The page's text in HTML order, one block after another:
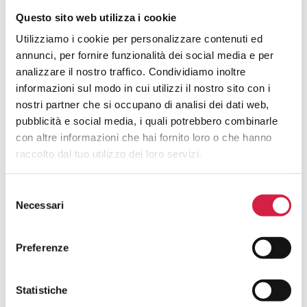
Questo sito web utilizza i cookie
Utilizziamo i cookie per personalizzare contenuti ed
annunci, per fornire funzionalità dei social media e per
analizzare il nostro traffico. Condividiamo inoltre
informazioni sul modo in cui utilizzi il nostro sito con i
nostri partner che si occupano di analisi dei dati web,
pubblicità e social media, i quali potrebbero combinarle
con altre informazioni che hai fornito loro o che hanno
raccolto dal tuo utilizzo dei loro servizi.
delNecessari
Preferenze
Statistiche
Come Viene Assegnato Il Bollino
Rosa?
Come Riconosco Un Ospedale Bollino
Rosa?
Dall’ospedale Bollino Rosa?
Quali Sono I Vantaggi Per La
Popolazione?